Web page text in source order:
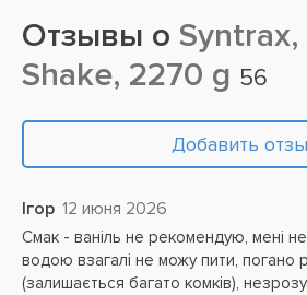
Отзывы о
Shake, 2270 g 56
Добавить
Ігор 12 июня 2026
Смак - ваніль не рекомендую, мені
водою взагалі не можу пити, погано
(залишається багато комків),